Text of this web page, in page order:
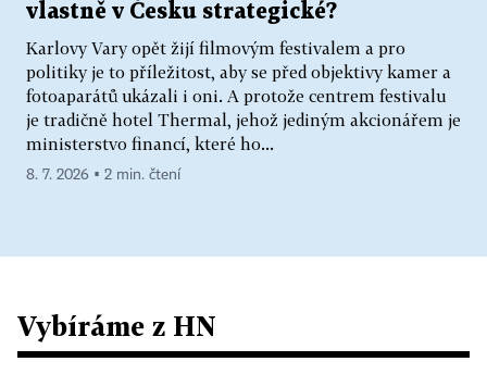
vlastně v Česku strategické?
Karlovy Vary opět žijí filmovým festivalem a pro
politiky je to příležitost, aby se před objektivy kamer a
fotoaparátů ukázali i oni. A protože centrem festivalu
je tradičně hotel Thermal, jehož jediným akcionářem je
ministerstvo financí, které ho...
8. 7. 2026 ▪ 2 min. čtení
Vybíráme z HN